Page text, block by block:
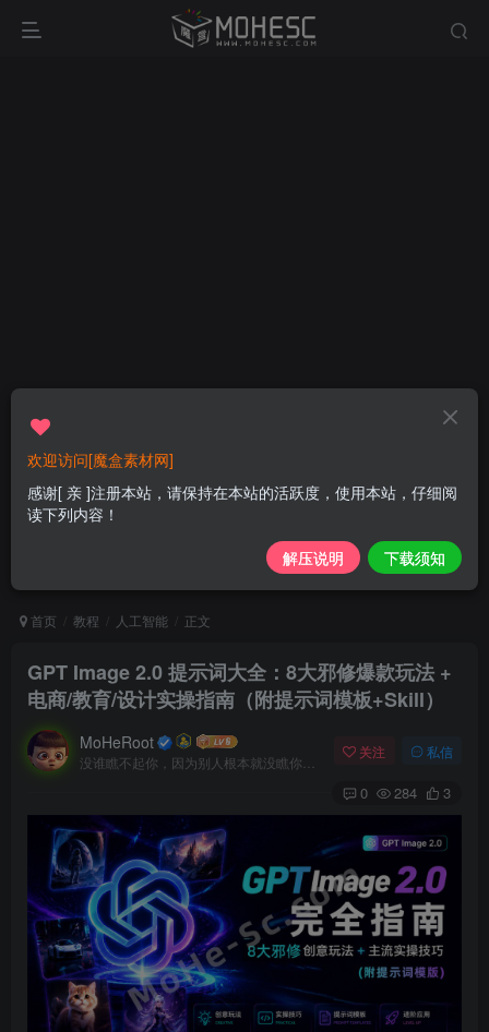
首页 教程 人工智能 正文
GPT Image 2.0 提示词大全：8大邪修爆款玩法 +
电商/教育/设计实操指南（附提示词模板+Skill）
MoHeRoot 关注 私信
0 284 3
欢迎访问[魔盒素材网]
感谢[ 亲 ]注册本站，请保持在本站的活跃度，使用本站，仔细阅
读下列内容！
解压说明 下载须知